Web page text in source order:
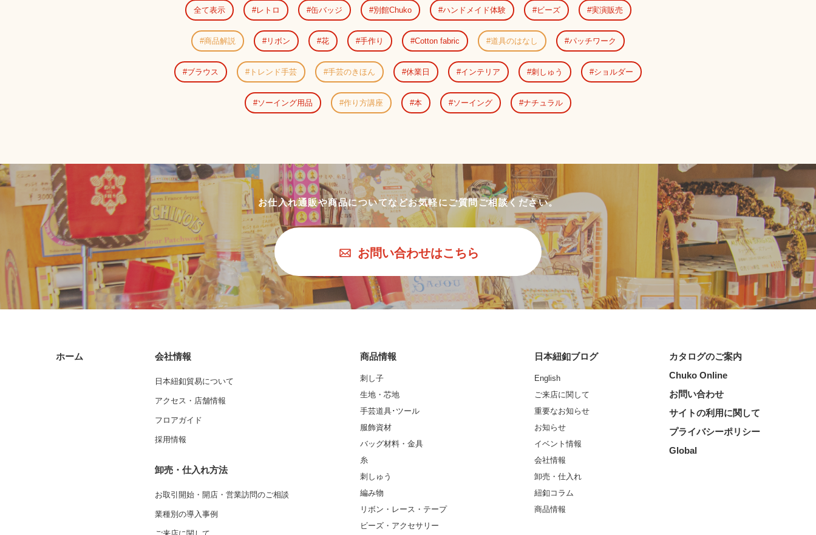
全て表示 レトロ 缶バッジ 別館Chuko ハンドメイド体験 ビーズ 実演販売
商品解説 リボン 花 手作り Cotton fabric 道具のはなし パッチワーク
ブラウス トレンド手芸 手芸のきほん 休業日 インテリア 刺しゅう ショルダー
ソーイング用品 作り方講座 本 ソーイング ナチュラル
お仕入れ通販や商品についてなどお気軽にご質問ご相談ください。
お問い合わせはこちら
ホーム 会社情報
日本紐釦貿易について
アクセス・店舗情報
フロアガイド
採用情報
卸売・仕入れ方法
お取引開始・開店・営業訪問のご相談
業種別の導入事例
商品情報
刺し子
生地・芯地
手芸道具･ツール
服飾資材
バッグ材料・金具
糸
刺しゅう
編み物
リボン・レース・テープ
ビーズ・アクセサリー
日本紐釦ブログ
English
ご来店に関して
重要なお知らせ
お知らせ
イベント情報
会社情報
卸売・仕入れ
紐釦コラム
商品情報
カタログのご案内
Chuko Online
お問い合わせ
サイトの利用に関して
プライバシーポリシー
Global